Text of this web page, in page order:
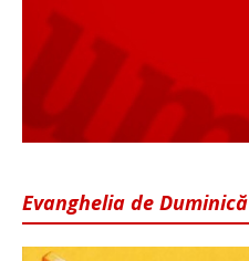
Evanghelia de Duminică